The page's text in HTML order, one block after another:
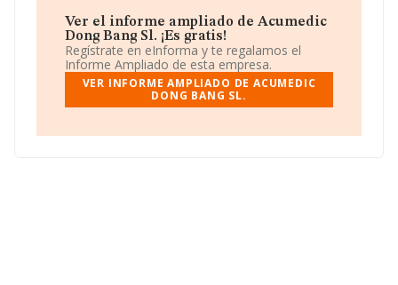
Su teléfono es 934121414 y la web es
www.acumedic.es.
La empresa españolaAcumedic Dong Bang S.L, con
CIF B64202294, está situada en Ronda Universitat núm.
7 4 2, (08007), en el municipio de Barcelona, Cataluña.
Con los datos a disposición de INFORMA sobre 7.070
Ver el informe ampliado de Acumedic
Dong Bang Sl. ¡Es gratis!
Regístrate en eInforma y te regalamos el
Informe Ampliado de esta empresa.
VER INFORME AMPLIADO DE ACUMEDIC
DONG BANG SL.